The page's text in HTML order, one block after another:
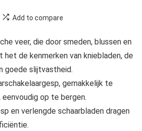
Add to compare
veer, die door smeden, blussen en
de kenmerken van kniebladen, de
goede slijtvastheid.
gemakkelijk te
op te bergen.
en verlengde schaarbladen dragen